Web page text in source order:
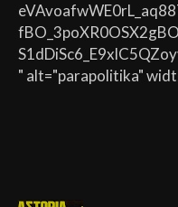
" alt="parapolitika"